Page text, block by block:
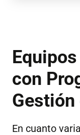
con
Gestión
En cuanto